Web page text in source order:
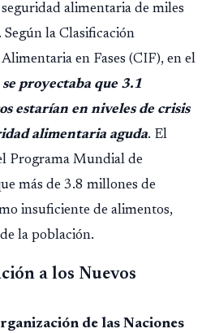
alimentaria de miles
la Clasificación
en Fases (CIF), en el
se proyectaba que 3.1
estarían en niveles de crisis
alimentaria aguda. El
Programa Mundial de
más de 3.8 millones de
insuficiente de alimentos,
la población.
a los Nuevos
de las Naciones